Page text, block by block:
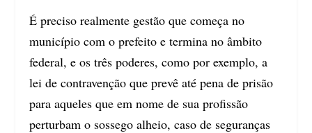
É preciso realmente gestão que começa no
município com o prefeito e termina no âmbito
federal, e os três poderes, como por exemplo, a
lei de contravenção que prevê até pena de prisão
para aqueles que em nome de sua profissão
perturbam o sossego alheio, caso de seguranças